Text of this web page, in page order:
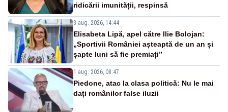
ridicării imunității, respinsă
3 aug. 2026, 14:44
Elisabeta Lipă, apel către Ilie Bolojan:
„Sportivii României așteaptă de un an și
șapte luni să fie premiați”
1 aug. 2026, 08:47
Piedone, atac la clasa politică: Nu le mai
dați românilor false iluzii